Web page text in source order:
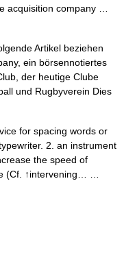
acquisition company …
Artikel beziehen
ein börsennotiertes
der heutige Clube
und Rugbyverein Dies
for spacing words or
2. an instrument
the speed of
(Cf. ↑intervening… …